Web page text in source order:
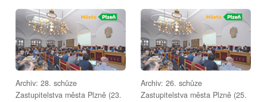
Archiv: 28. schůze
Zastupitelstva města Plzně (23.
Archiv: 26. schůze
Zastupitelstva města Plzně (25.